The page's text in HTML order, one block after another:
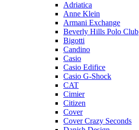
Adriatica
Anne Klein
Armani Exchange
Beverly Hills Polo Club
Bigotti
Candino
Casio
Casio Edifice
Casio G-Shock
CAT
Cimier
Citizen
Cover
Cover Crazy Seconds